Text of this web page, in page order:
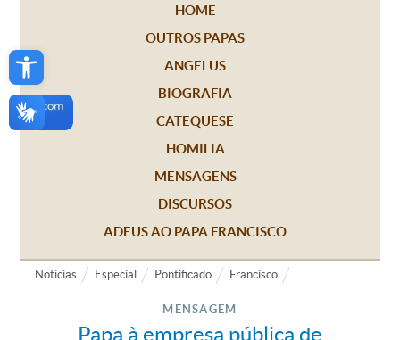
Open toolbar
HOME
OUTROS PAPAS
ANGELUS
BIOGRAFIA
CATEQUESE
HOMILIA
MENSAGENS
DISCURSOS
ADEUS AO PAPA FRANCISCO
Notícias Especial Pontificado Francisco
MENSAGEM
Papa à empresa pública de